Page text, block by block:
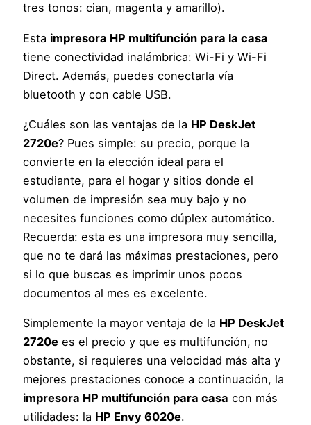
tres tonos: cian, magenta y amarillo).
Esta impresora HP multifunción para la casa
tiene conectividad inalámbrica: Wi-Fi y Wi-Fi
Direct. Además, puedes conectarla vía
bluetooth y con cable USB.
¿Cuáles son las ventajas de la HP DeskJet
2720e? Pues simple: su precio, porque la
convierte en la elección ideal para el
estudiante, para el hogar y sitios donde el
volumen de impresión sea muy bajo y no
necesites funciones como dúplex automático.
Recuerda: esta es una impresora muy sencilla,
que no te dará las máximas prestaciones, pero
si lo que buscas es imprimir unos pocos
documentos al mes es excelente.
Simplemente la mayor ventaja de la HP DeskJet
2720e es el precio y que es multifunción, no
obstante, si requieres una velocidad más alta y
mejores prestaciones conoce a continuación, la
impresora HP multifunción para casa con más
utilidades: la HP Envy 6020e.